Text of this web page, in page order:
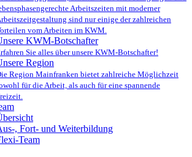
Arbeitszeiten mit moderner
sind nur einige der zahlreichen
vom Arbeiten im KWM.
KWM-Botschafter
Sie alles über unsere KWM-Botschafter!
Region
Region Mainfranken bietet zahlreiche Möglichzeit
für die Arbeit, als auch für eine spannende
, Fort- und Weiterbildung
Team